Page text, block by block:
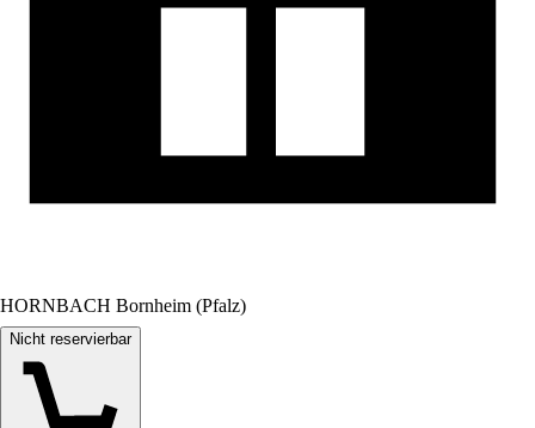
HORNBACH Bornheim (Pfalz)
Nicht reservierbar